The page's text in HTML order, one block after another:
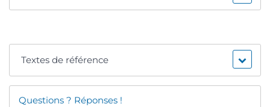
Textes de référence
Questions ? Réponses !